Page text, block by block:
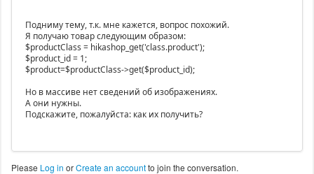
Подниму тему, т.к. мне кажется, вопрос похожий.
Я получаю товар следующим образом:
$productClass = hikashop_get('class.product');
$product_id = 1;
$product=$productClass->get($product_id);
Но в массиве нет сведений об изображениях.
А они нужны.
Подскажите, пожалуйста: как их получить?
Please Log in orCreate an accountto join the conversation.